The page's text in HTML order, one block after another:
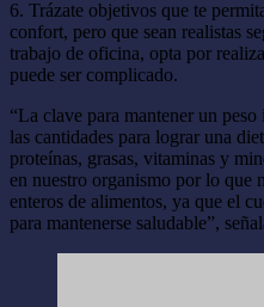
6. Trázate objetivos que te
confort, pero que sean realistas
trabajo de oficina, opta por
puede ser complicado.
“La clave para mantener un
las cantidades para lograr una
proteínas, grasas, vitaminas y
en nuestro organismo por lo que
enteros de alimentos, ya que el
para mantenerse saludable”,